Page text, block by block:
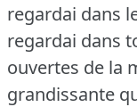
regardai dans
regardai dans
ouvertes de la
grandissante